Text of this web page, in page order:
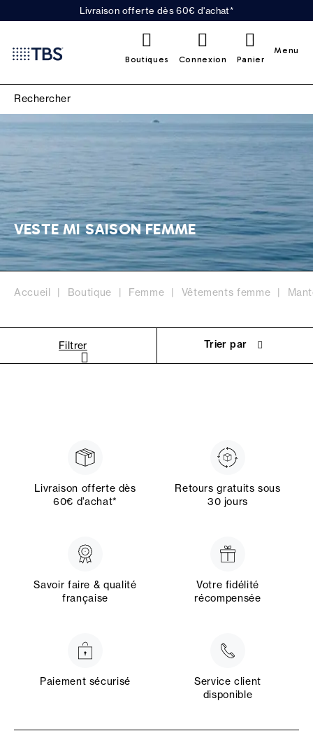
Livraison offerte dès 60€ d'achat*
Boutiques Connexion Panier
Menu
VESTE MI SAISON FEMME
Accueil Boutique Femme Vêtements femme
Filtrer Trier par
Livraison offerte dès
60€ d’achat*
Retours gratuits sous
30 jours
Savoir faire & qualité
française
Votre fidélité
récompensée
Paiement sécurisé
Service client
disponible